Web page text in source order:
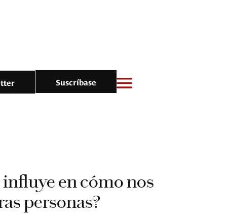
Suscríbase
en cómo nos
personas?